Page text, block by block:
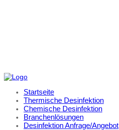
Startseite
Thermische Desinfektion
Chemische Desinfektion
Branchenlösungen
Desinfektion Anfrage/Angebot